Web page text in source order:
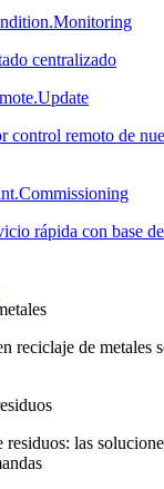
centralizado
control remoto de
rápida con base
reciclaje de metales
residuos: las